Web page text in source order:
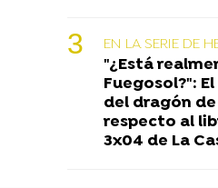
EN LA SERIE DE
"¿Está
Fuegosol?":
del dragón
respecto al
3x04 de La